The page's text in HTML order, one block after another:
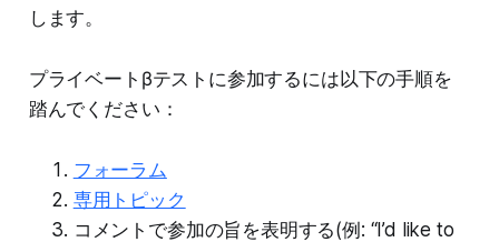
します。
プライベートβテストに参加するには以下の手順を
踏んでください：
フォーラム
専用トピック
コメントで参加の旨を表明する(例: “I’d like to